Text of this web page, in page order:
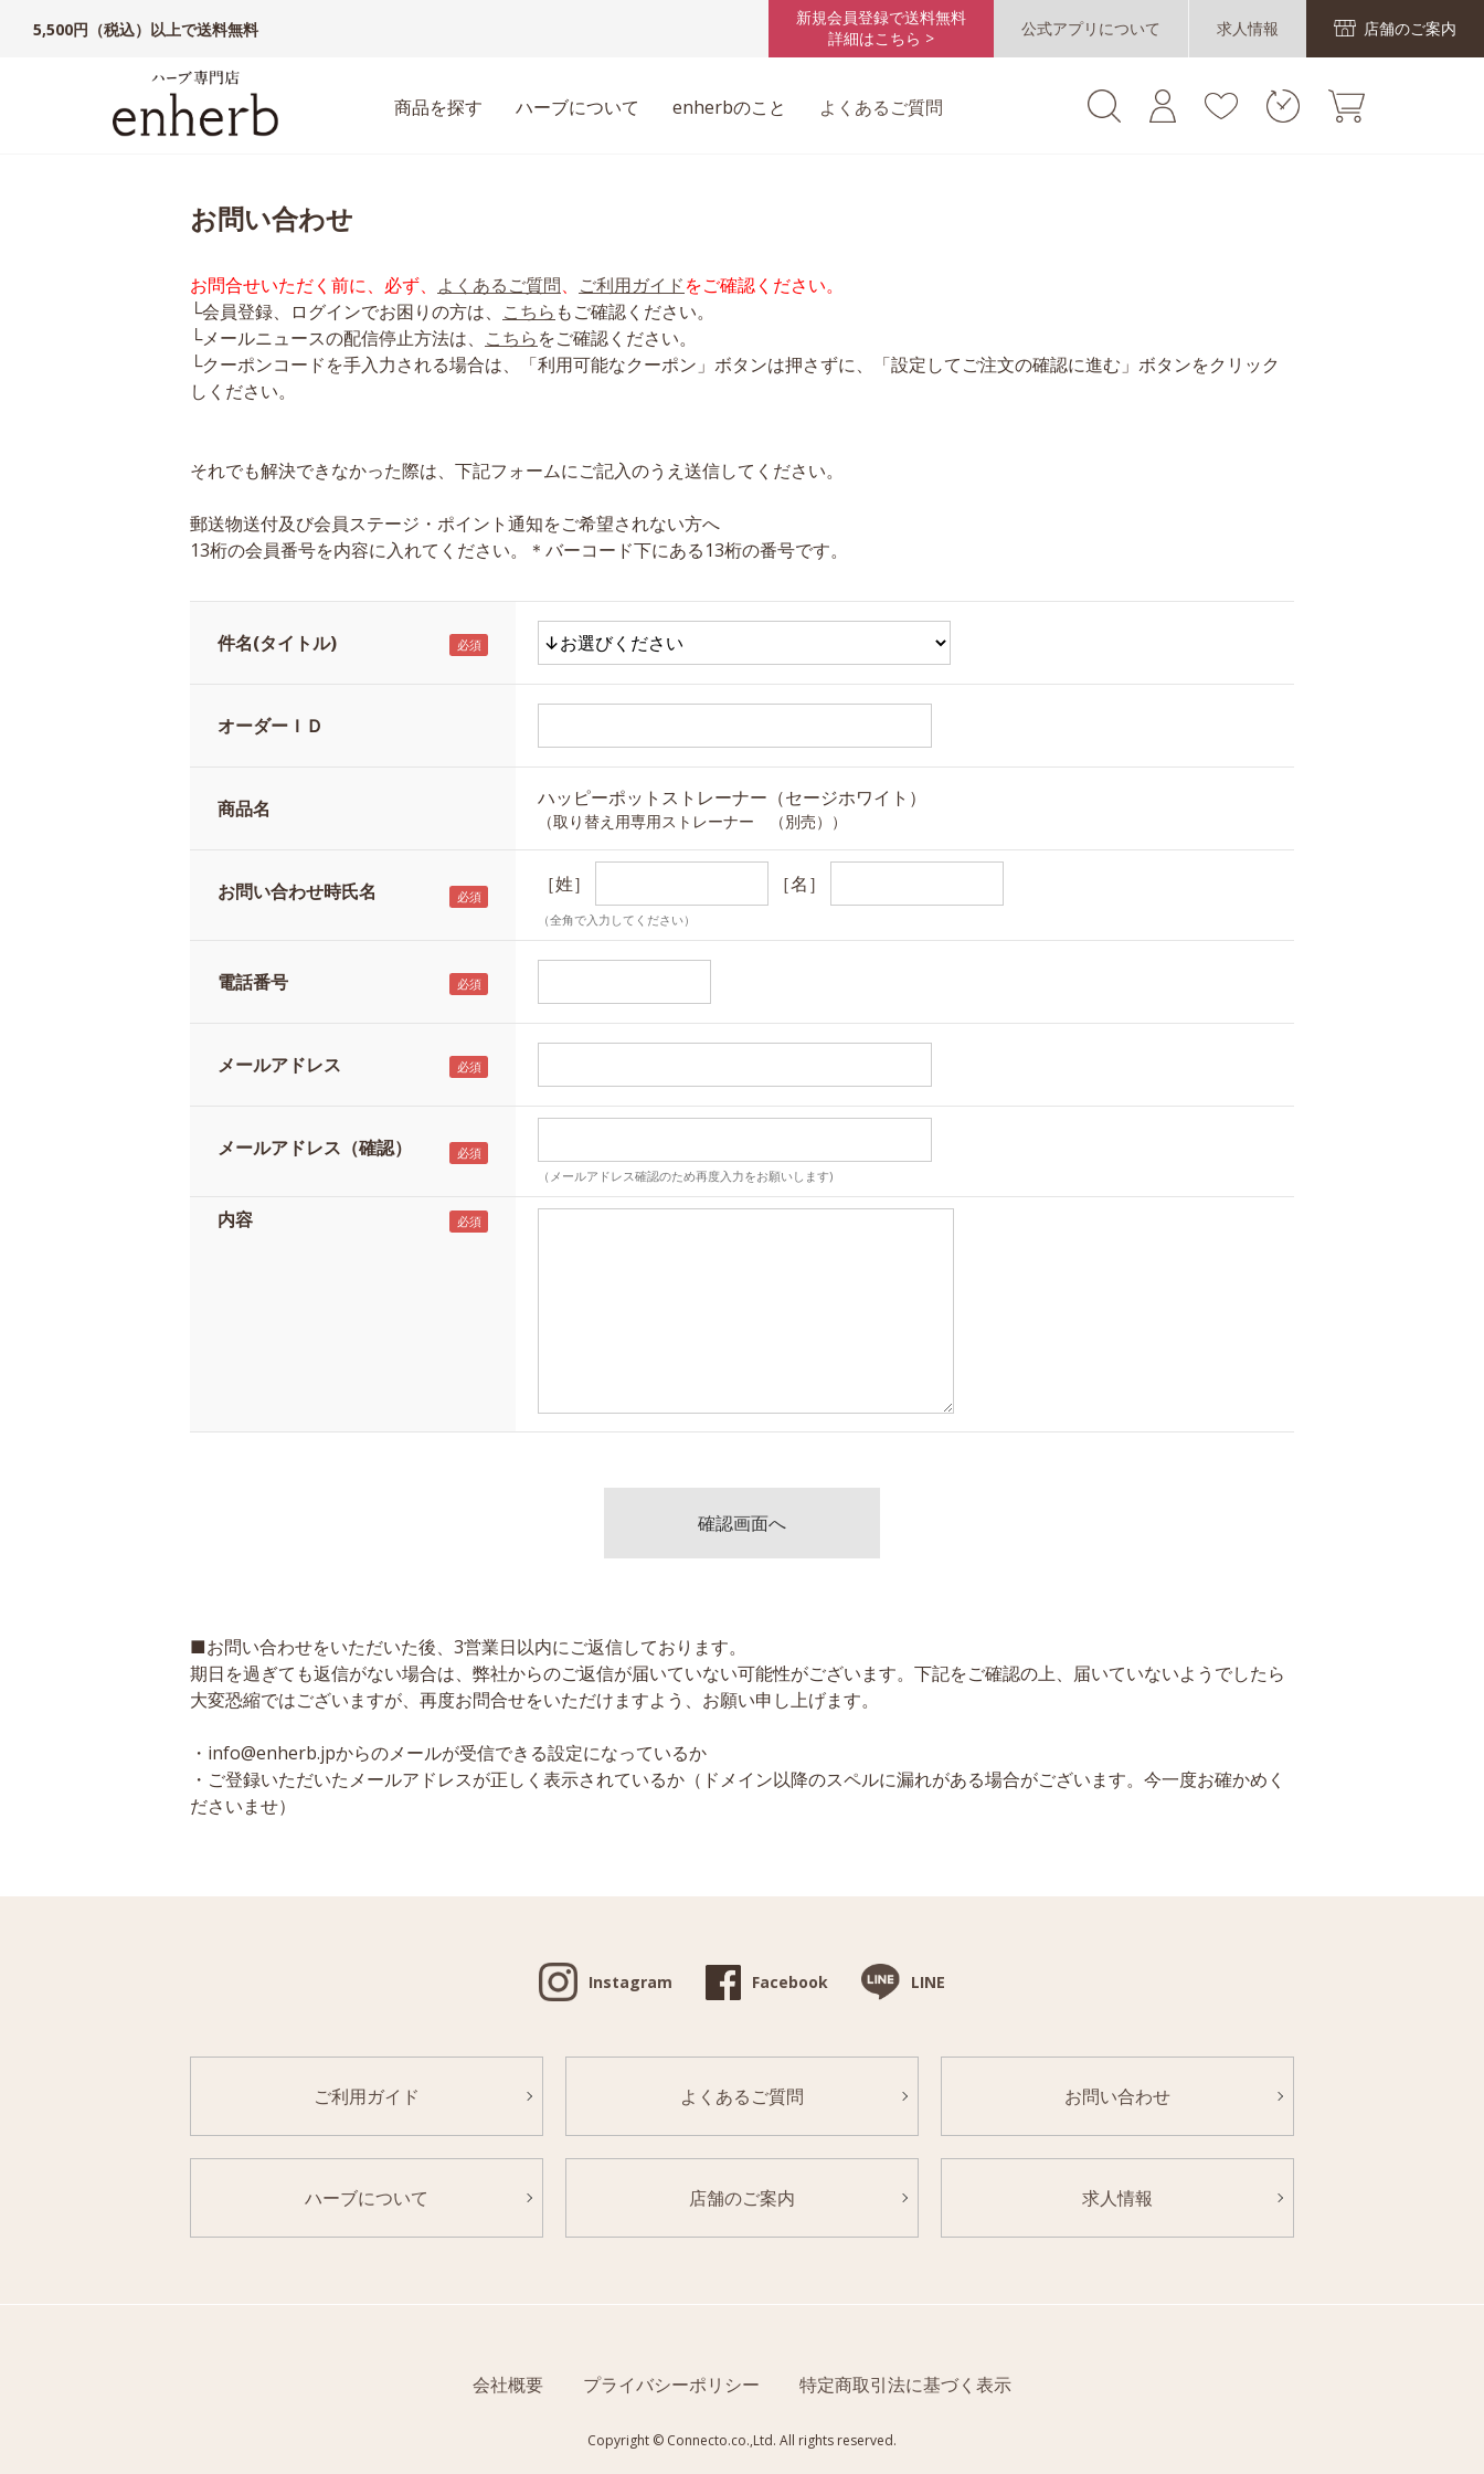
5,500円（税込）以上で送料無料
新規会員登録で送料無料
詳細はこちら >
公式アプリについて 求人情報 店舗のご案内
商品を探す ハーブについて enherbのこと よくあるご質問
お問い合わせ
お問合せいただく前に、必ず、 よくあるご質問、 ご利用ガイドをご確認ください。
└会員登録、ログインでお困りの方は、 こちら もご確認ください。
└メールニュースの配信停止方法は、 こちらをご確認ください。
└クーポンコードを手入力される場合は、「利用可能なクーポン」ボタンは押さずに、「設定してご注文の確認に進む」ボタンをクリック
しください。
それでも解決できなかった際は、下記フォームにご記入のうえ送信してください。
郵送物送付及び会員ステージ・ポイント通知をご希望されない方へ
13桁の会員番号を内容に入れてください。＊バーコード下にある13桁の番号です。
件名(タイトル)
オーダーＩＤ
商品名 ハッピーポットストレーナー（セージホワイト）
（取り替え用専用ストレーナー （別売））
お問い合わせ時氏名 ［姓］ ［名］
（全角で入力してください）
電話番号
メールアドレス
メールアドレス（確認）
（メールアドレス確認のため再度入力をお願いします)
内容
■お問い合わせをいただいた後、3営業日以内にご返信しております。
期日を過ぎても返信がない場合は、弊社からのご返信が届いていない可能性がございます。下記をご確認の上、届いていないようでしたら
大変恐縮ではございますが、再度お問合せをいただけますよう、お願い申し上げます。
・info@enherb.jpからのメールが受信できる設定になっているか
・ご登録いただいたメールアドレスが正しく表示されているか（ドメイン以降のスペルに漏れがある場合がございます。今一度お確かめく
ださいませ）
Instagram Facebook LINE
ご利用ガイド よくあるご質問 お問い合わせ
ハーブについて 店舗のご案内 求人情報
会社概要 プライバシーポリシー 特定商取引法に基づく表示
Copyright © Connecto.co.,Ltd. All rights reserved.